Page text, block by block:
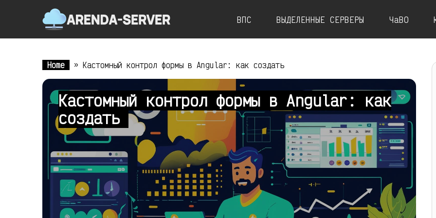
ВПС ВЫДЕЛЕННЫЕ СЕРВЕРЫ ЧаВО
Home » Кастомный контрол формы в Angular: как создать
Кастомный контрол формы в Angular: как
создать